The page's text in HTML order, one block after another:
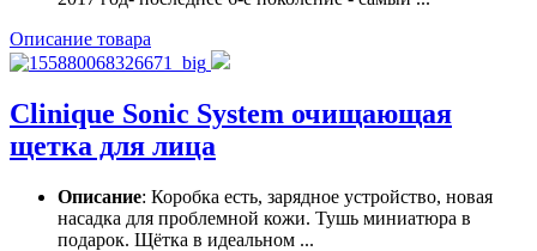
Описание товара
Clinique Sonic System очищающая
щетка для лица
Описание: Коробка есть, зарядное устройство, новая
насадка для проблемной кожи. Тушь миниатюра в
подарок. Щётка в идеальном ...